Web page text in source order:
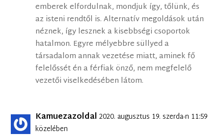
emberek elfordulnak, mondjuk így, tőlünk, és
az isteni rendtől is. Alternatív megoldások után
néznek, így lesznek a kisebbségi csoportok
hatalmon. Egyre mélyebbre süllyed a
társadalom annak vezetése miatt, aminek fő
felelőssét én a férfiak önző, nem megfelelő
vezetői viselkedésében látom.
Kamuezazoldal 2020. augusztus 19. szerda-n 11:59
közelében